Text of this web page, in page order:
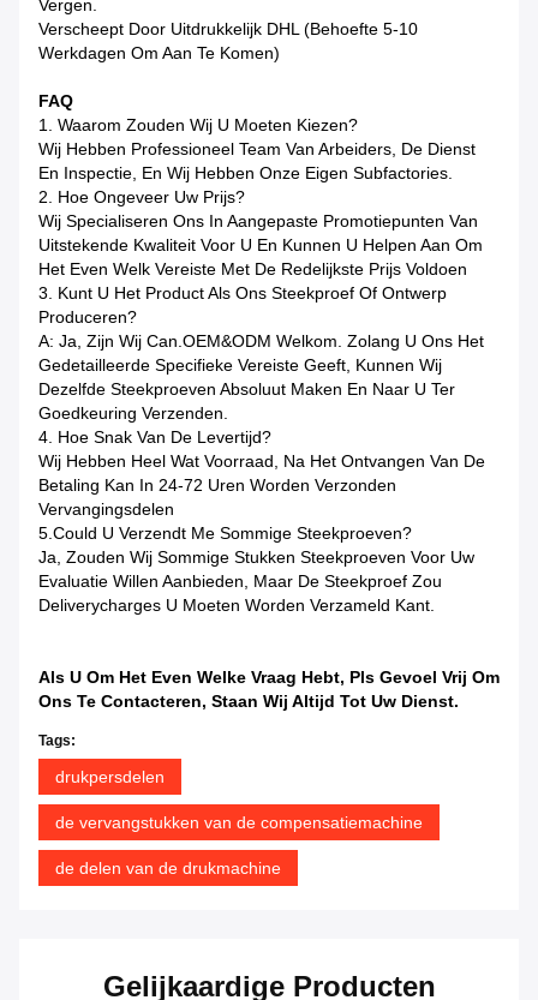
Vergen.
Verscheept Door Uitdrukkelijk DHL (Behoefte 5-10
Werkdagen Om Aan Te Komen)
FAQ
1. Waarom Zouden Wij U Moeten Kiezen?
Wij Hebben Professioneel Team Van Arbeiders, De Dienst
En Inspectie, En Wij Hebben Onze Eigen Subfactories.
2. Hoe Ongeveer Uw Prijs?
Wij Specialiseren Ons In Aangepaste Promotiepunten Van
Uitstekende Kwaliteit Voor U En Kunnen U Helpen Aan Om
Het Even Welk Vereiste Met De Redelijkste Prijs Voldoen
3. Kunt U Het Product Als Ons Steekproef Of Ontwerp
Produceren?
A: Ja, Zijn Wij Can.OEM&ODM Welkom. Zolang U Ons Het
Gedetailleerde Specifieke Vereiste Geeft, Kunnen Wij
Dezelfde Steekproeven Absoluut Maken En Naar U Ter
Goedkeuring Verzenden.
4. Hoe Snak Van De Levertijd?
Wij Hebben Heel Wat Voorraad, Na Het Ontvangen Van De
Betaling Kan In 24-72 Uren Worden Verzonden
Vervangingsdelen
5.Could U Verzendt Me Sommige Steekproeven?
Ja, Zouden Wij Sommige Stukken Steekproeven Voor Uw
Evaluatie Willen Aanbieden, Maar De Steekproef Zou
Deliverycharges U Moeten Worden Verzameld Kant.
Als U Om Het Even Welke Vraag Hebt, Pls Gevoel Vrij Om
Ons Te Contacteren, Staan Wij Altijd Tot Uw Dienst.
Tags:
drukpersdelen
de vervangstukken van de compensatiemachine
de delen van de drukmachine
Gelijkaardige Producten